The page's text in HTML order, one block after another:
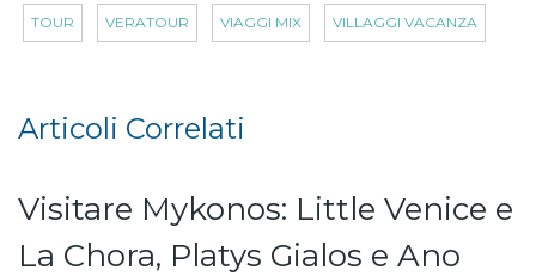
TOUR VERATOUR VIAGGI MIX VILLAGGI VACANZA
Articoli Correlati
Visitare Mykonos: Little Venice e
La Chora, Platys Gialos e Ano